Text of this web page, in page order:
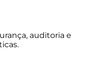
auditoria e